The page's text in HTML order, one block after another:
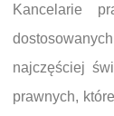
Kancelarie
najczęściej
prawnych,